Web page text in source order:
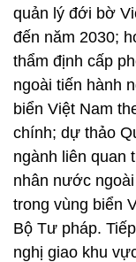
quản lý đới bờ
đến năm 2030;
thẩm định cấp
ngoài tiến hành
biển Việt Nam
chính; dự thảo
ngành liên quan
nhân nước
trong vùng biển
Bộ Tư pháp.
nghị giao khu